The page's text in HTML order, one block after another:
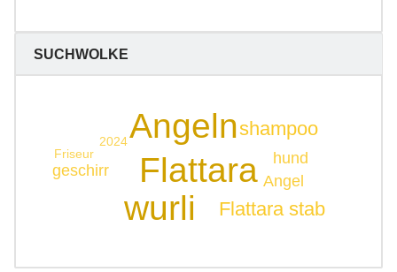
SUCHWOLKE
Flattara
Angeln
wurli Flattara stab
shampoo
Angel
hund
geschirr
2024
Friseur